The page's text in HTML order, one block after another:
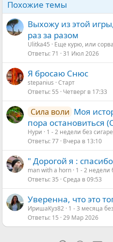
Похожие темы
Выхожу из этой
раз за разом
Ulitka45
Еще курю, или
Ответы 71 31 Июл 2026
Я бросаю Снюс
stepanius Старт
Ответы 55 Четверг в 17:33
Сила воли Моя
пора остановиться
Нури
1 - 2 недели без
Ответы 77 Вчера в 13:10
" Дорогой я :
man with a horn 1 - 2 недели
Ответы 35 Среда в 09:53
Уверенна, что это
ИришаКуз82 1 - 3 месяца
Ответы 15 29 Мар 2026